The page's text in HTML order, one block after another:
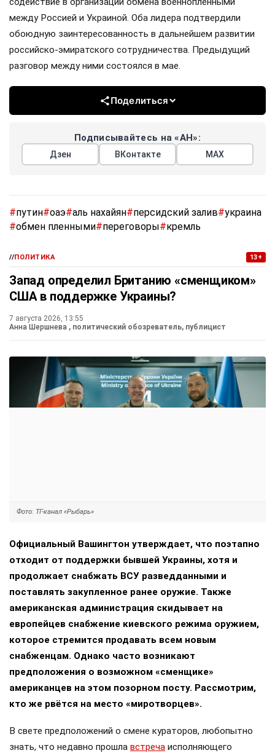
между Россией и Украиной. Оба лидера подтвердили
обоюдную заинтересованность в дальнейшем развитии
российско-эмиратского сотрудничества. Предыдущий
разговор между ними состоялся в мае.
Поделиться
Подписывайтесь на «АН»:
Дзен ВКонтакте МАХ
#путин#оаэ#аль нахайян#персидский залив#украина
#обмен пленными#переговоры#кремль
//ПОЛИТИКА 13+
Запад определил Британию «сменщиком»
США в поддержке Украины?
7 августа 2026, 13:55
Анна Шершнева , политический обозреватель, публицист
Фото: ТГ-канал «Рыбарь»
Официальный Вашингтон утверждает, что поэтапно
отходит от поддержки бывшей Украины, хотя и
продолжает снабжать ВСУ разведданными и
поставлять закупленное ранее оружие. Также
американская администрация скидывает на
европейцев снабжение киевского режима оружием,
которое стремится продавать всем новым
снабженцам. Однако часто возникают
предположения о возможном «сменщике»
американцев на этом позорном посту. Рассмотрим,
кто же рвётся на место «миротворцев».
В свете предположений о смене кураторов, любопытно
знать, что недавно прошла встреча исполняющего